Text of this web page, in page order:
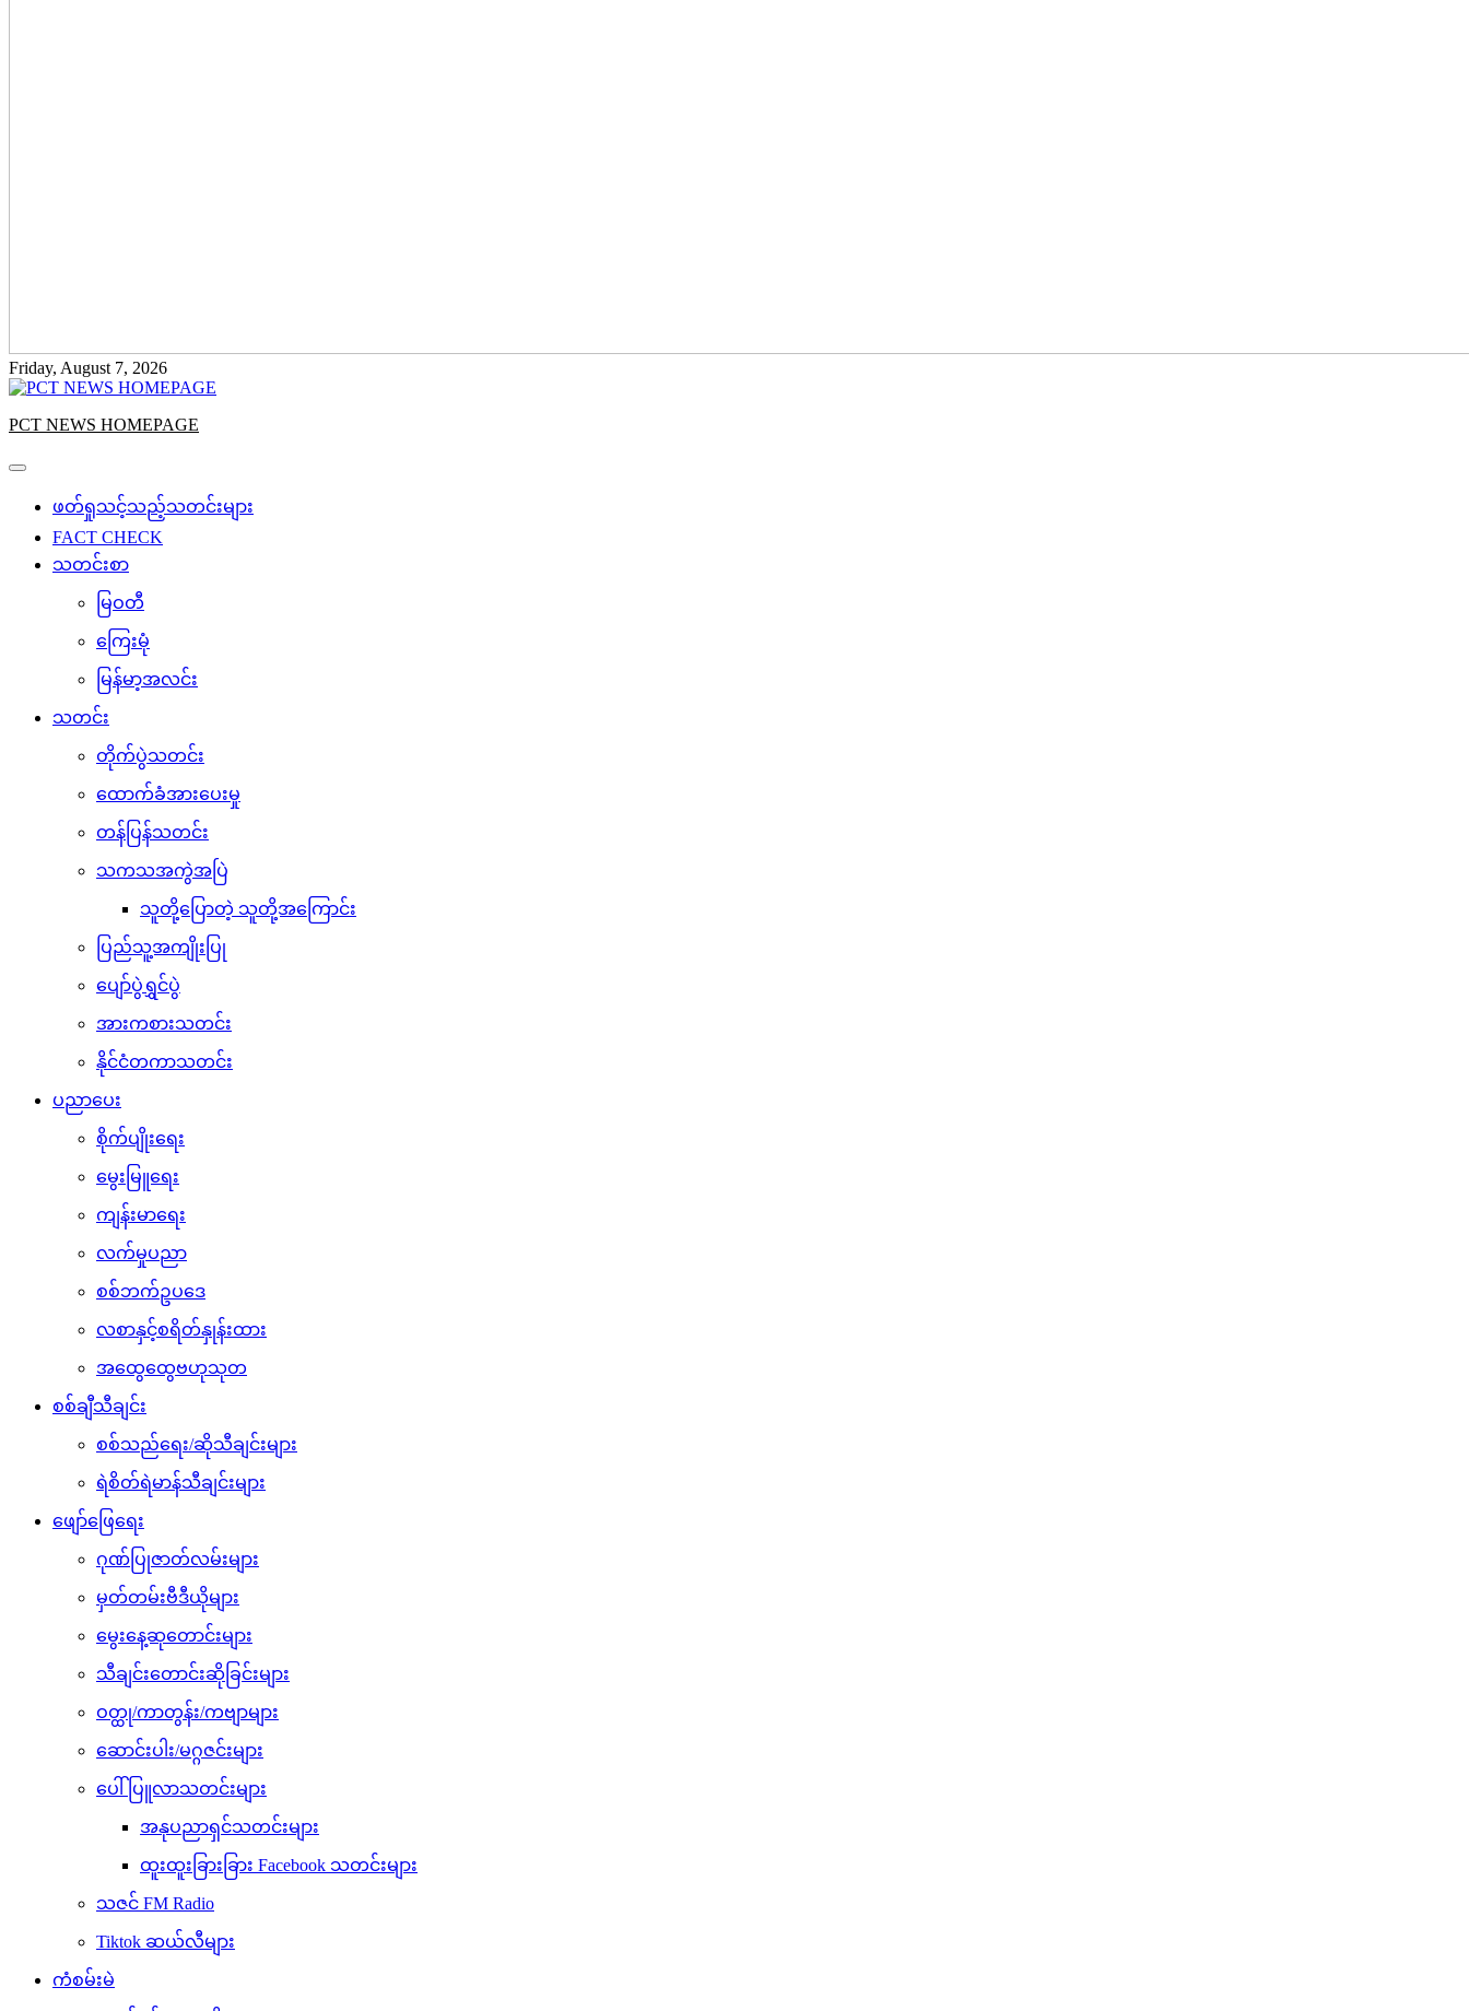
Friday, August 7, 2026
PCT NEWS HOMEPAGE
ဖတ်ရှုသင့်သည့်သတင်းများ
FACT CHECK
သတင်းစာ
မြဝတီ
ကြေးမုံ
မြန်မာ့အလင်း
သတင်း
တိုက်ပွဲသတင်း
ထောက်ခံအားပေးမှု
တန်ပြန်သတင်း
သကသအကွဲအပြဲ
သူတို့ပြောတဲ့ သူတို့အကြောင်း
ပြည်သူ့အကျိုးပြု
ပျော်ပွဲရွှင်ပွဲ
အားကစားသတင်း
နိုင်ငံတကာသတင်း
ပညာပေး
စိုက်ပျိုးရေး
မွေးမြူရေး
ကျန်းမာရေး
လက်မှုပညာ
စစ်ဘက်ဥပဒေ
လစာနှင့်စရိတ်နှုန်းထား
အထွေထွေဗဟုသုတ
စစ်ချီသီချင်း
စစ်သည်ရေး/ဆိုသီချင်းများ
ရဲစိတ်ရဲမာန်သီချင်းများ
ဖျော်ဖြေရေး
ဂုဏ်ပြုဇာတ်လမ်းများ
မှတ်တမ်းဗီဒီယိုများ
မွေးနေ့ဆုတောင်းများ
သီချင်းတောင်းဆိုခြင်းများ
ဝတ္ထု/ကာတွန်း/ကဗျာများ
ဆောင်းပါး/မဂ္ဂဇင်းများ
ပေါ်ပြူလာသတင်းများ
အနုပညာရှင်သတင်းများ
ထူးထူးခြားခြား Facebook သတင်းများ
သဇင် FM Radio
Tiktok ဆယ်လီများ
ကံစမ်းမဲ